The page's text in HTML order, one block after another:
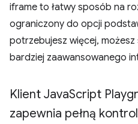
iframe to łatwy sposób na
ograniczony do opcji
potrzebujesz więcej,
bardziej zaawansowanego
Klient JavaScript
zapewnia pełną